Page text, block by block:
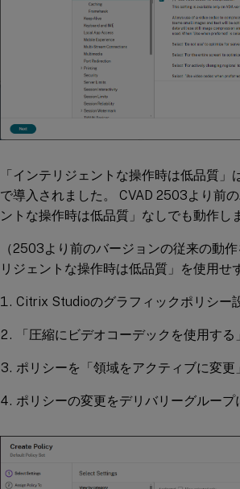
「インテリジェントな操作時は低品質
で導入されました。 CVAD 2503より前
ントな操作時は低品質」なしでも動作し
（2503より前のバージョンの従来の動
リジェントな操作時は低品質」を使用せ
Citrix Studioのグラフィックポリシー
「圧縮にビデオコーデックを使用する
ポリシーを「領域をアクティブに変更
ポリシーの変更をデリバリーグループ